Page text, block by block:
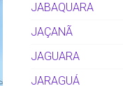
JABAQUARA
JAÇANÃ
JAGUARA
JARAGUÁ